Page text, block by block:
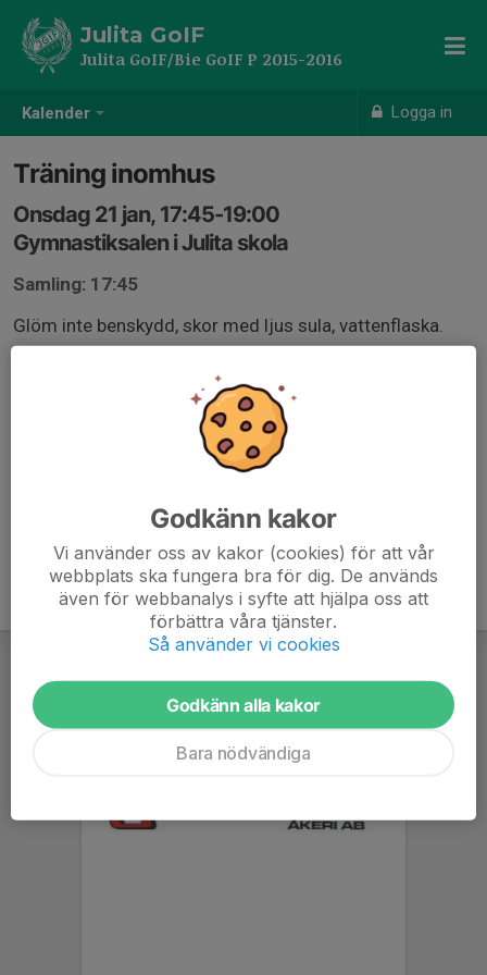
Kalender Logga in
Julita GoIF
Julita GoIF/Bie GoIF P 2015-2016
Träning inomhus
Onsdag 21 jan, 17:45-19:00
Gymnastiksalen i Julita skola
Samling: 17:45
Glöm inte benskydd, skor med ljus sula, vattenflaska.
Godkänn kakor
Vi använder oss av kakor (cookies) för att vår
webbplats ska fungera bra för dig. De används
även för webbanalys i syfte att hjälpa oss att
förbättra våra tjänster.
Så använder vi cookies
Godkänn alla kakor
Bara nödvändiga